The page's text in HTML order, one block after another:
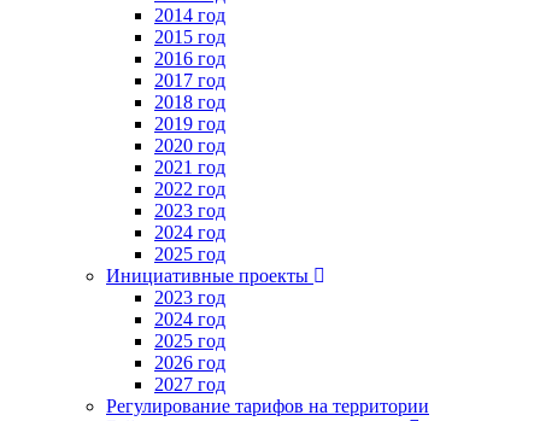
2014 год
2015 год
2016 год
2017 год
2018 год
2019 год
2020 год
2021 год
2022 год
2023 год
2024 год
2025 год
Инициативные проекты
2023 год
2024 год
2025 год
2026 год
2027 год
Регулирование тарифов на территории